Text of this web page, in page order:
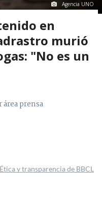
Agencia UNO
en
murió
"No es un
prensa
Ética y transparencia de BBCL